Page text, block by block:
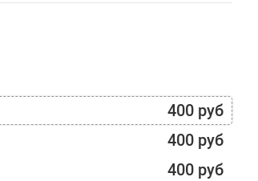
400 руб
400 руб
400 руб